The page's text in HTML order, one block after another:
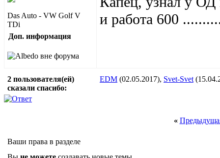
Das Auto - VW Golf V
TDi
Доп. информация
и работа 600
2 пользователя(ей)
сказали cпасибо:
EDM (02.05.2017), Svet-Svet
«
Ваши права в разделе